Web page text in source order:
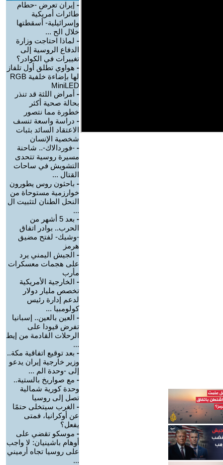
- إيران تعرض -حطام
طائرات أمريكية
وإسرائيلية- أسقطتها
خلال الح ...
- لماذا احتاجت وزارة
الدفاع الروسية إلى
تغييرات في الكوادر؟
- هواوي تطلق أول تلفاز
لها بإضاءة خلفية RGB
MiniLED
- أمراض اللثة قد تنذر
بحالة صحية أكثر
خطورة مما نتصور
- دراسة واسعة تنسف
الاعتقاد السائد بثبات
شخصية الإنسان
- -فوردالاك-.. شاحنة
مسيرة روسية تتحدى
التشويش في ساحات
القتال ...
- باحثون روس يطورون
خوارزمية مستوحاة من
النحل الطنان لتثبيت ال
...
-
بعد 5 أشهر من
الحرب.. بوادر اتفاق
-وشيك- لفتح مضيق
هرمز
- الجيش اليمني يرد
على هجمات معسكرات
مأرب
- الخارجية الأمريكية
تخصص مليار دولار
لدعم إدارة رئيس
كولومبيا ...
- العين بالعين.. إسبانيا
تفرض قيودا على
الرحلات القادمة من إيط
...
- بعد توقيع اتفاقية مكة..
وزير خارجية إيران يدعو
إلى -وحدة الم ...
- مع صواريخ بالستية..
وحدة كورية شمالية
تصل إلى روسيا
- الغرب سيتخلى حتمًا
عن أوكرانيا، فمتى
يفعل؟
- موسكو تقضي على
أوهام باشينيان: لا واجب
على روسيا تجاه أرميني
...